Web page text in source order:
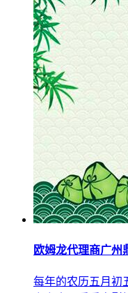
欧姆龙代理商广州
每年的农历五月初